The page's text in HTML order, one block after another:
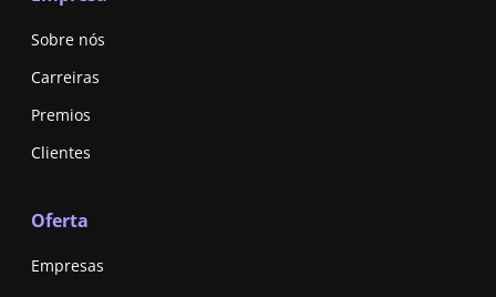
Sobre nós
Carreiras
Premios
Clientes
Oferta
Empresas